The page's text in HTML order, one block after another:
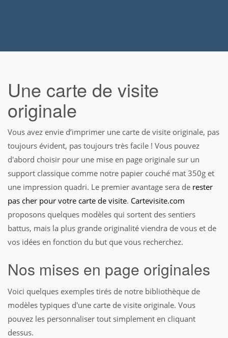
Une carte de visite
originale
Vous avez envie d’imprimer une carte de visite originale, pas
toujours évident, pas toujours très facile ! Vous pouvez
d'abord choisir pour une mise en page originale sur un
support classique comme notre papier couché mat 350g et
une impression quadri. Le premier avantage sera de rester
pas cher pour votre carte de visite. Cartevisite.com
proposons quelques modèles qui sortent des sentiers
battus, mais la plus grande originalité viendra de vous et de
vos idées en fonction du but que vous recherchez.
Nos mises en page originales
Voici quelques exemples tirés de notre bibliothèque de
modèles typiques d'une carte de visite originale. Vous
pouvez les personnaliser tout simplement en cliquant
dessus.